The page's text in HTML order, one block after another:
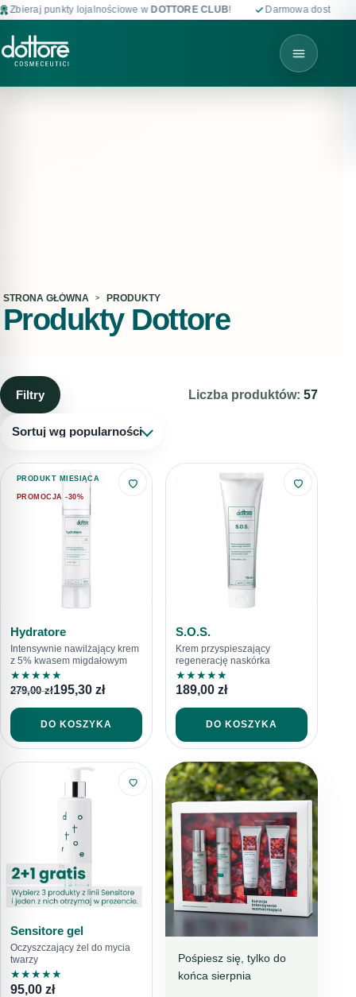
lojalnościowe wDOTTORE CLUB! Darmowa dostawa od 199 zł i
STRONA GŁÓWNA PRODUKTY
Produkty Dottore
Filtry Liczba produktów: 57
Sortuj wg popularności
PRODUKT MIESIĄCA
PROMOCJA -30%
Hydratore
Intensywnie nawilżający krem
z 5% kwasem migdałowym
★★★★★
279,00zł195,30 zł
DO KOSZYKA
S.O.S.
Krem przyspieszający
regenerację naskórka
★★★★★
189,00 zł
DO KOSZYKA
Sensitore gel
Oczyszczający żel do mycia
twarzy
★★★★★
95,00 zł
BESTSELLEROWA
Pośpiesz się, tylko do
końca sierpnia